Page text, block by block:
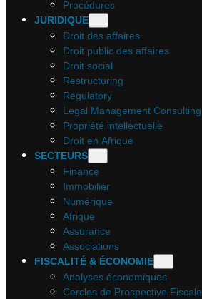
Procédures
JURIDIQUE
Droit des affaires
Droit public des affaires
Droit social
Restructuring
Regulatory
Legal Management Consulting
Propriété intellectuelle
Droit en Afrique
SECTEURS
Finance
Immobilier
Numérique
Afrique
Assurance
Associations
FISCALITÉ & ÉCONOMIE
Analyses économiques
Cercles de Prospective Fiscale